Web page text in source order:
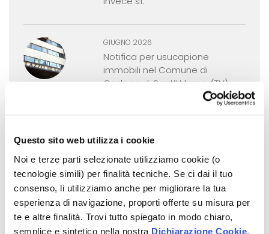
Questo sito web utilizza i cookie
Noi e terze parti selezionate utilizziamo cookie (o
tecnologie simili) per finalità tecniche. Se ci dai il tuo
consenso, li utilizziamo anche per migliorare la tua
esperienza di navigazione, proporti offerte su misura per
te e altre finalità. Trovi tutto spiegato in modo chiaro,
semplice e sintetico nella nostra Dichiarazione Cookie.
GIUGNO 2026
Notifica per usucapione
immobili nel Comune di
Godega di Sant’Urbano (TV)
Cancellazione delle trascrizioni
giudiziaria: come funziona
davvero
MAGGIO 2026